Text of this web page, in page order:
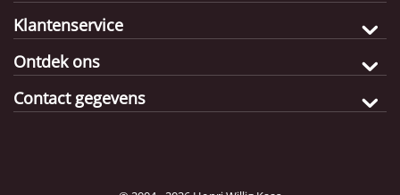
Klantenservice
Ontdek ons
Contact gegevens